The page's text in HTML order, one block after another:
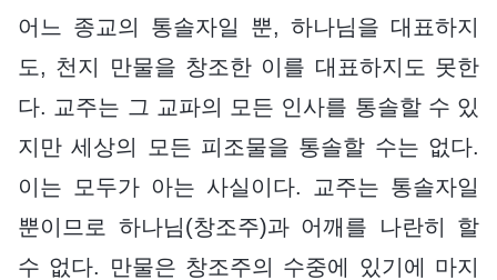
어느 종교의 통솔자일 뿐, 하나님을 대표하지
도, 천지 만물을 창조한 이를 대표하지도 못한
다. 교주는 그 교파의 모든 인사를 통솔할 수 있
지만 세상의 모든 피조물을 통솔할 수는 없다.
이는 모두가 아는 사실이다. 교주는 통솔자일
뿐이므로 하나님(창조주)과 어깨를 나란히 할
수 없다. 만물은 창조주의 수중에 있기에 마지